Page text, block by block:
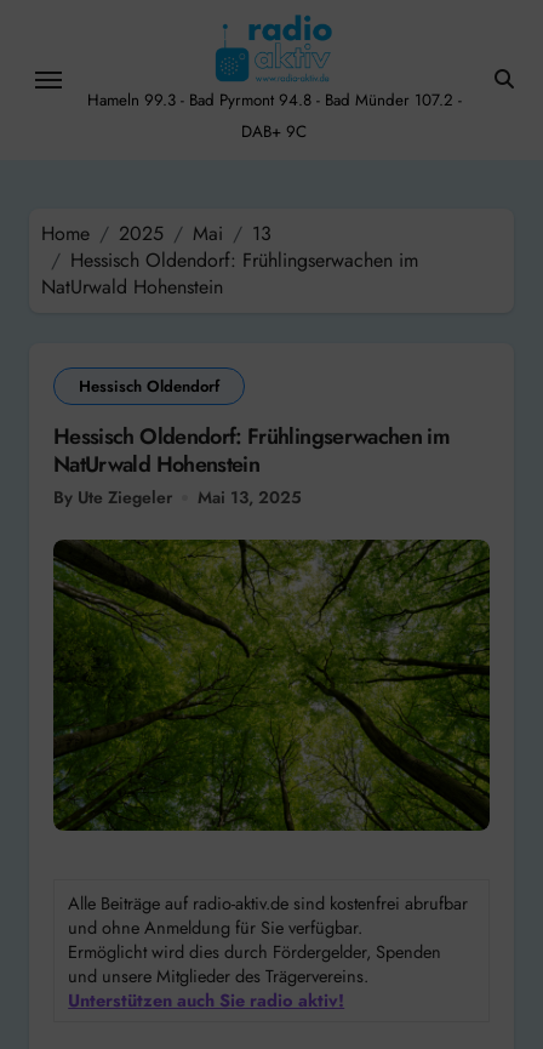
content
Hameln 99.3 - Bad Pyrmont 94.8 - Bad Münder 107.2 -
DAB+ 9C
Home 2025 Mai
13
Hessisch Oldendorf: Frühlingserwachen im
NatUrwald Hohenstein
Hessisch Oldendorf
Hessisch Oldendorf: Frühlingserwachen im
NatUrwald Hohenstein
By Ute Ziegeler Mai 13, 2025
Alle Beiträge auf radio-aktiv.de sind kostenfrei abrufbar
und ohne Anmeldung für Sie verfügbar.
Ermöglicht wird dies durch Fördergelder, Spenden
und unsere Mitglieder des Trägervereins.
Unterstützen auch Sie radio aktiv!